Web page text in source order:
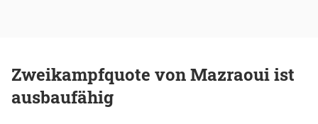
Zweikampfquote von Mazraoui ist
ausbaufähig